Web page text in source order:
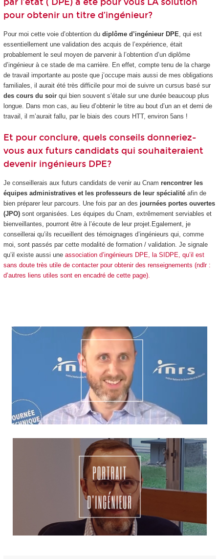
pour obtenir un titre d’ingénieur?
Pour moi cette voie d’obtention dudiplôme d’ingénieur DPE, qui est
essentiellement une validation des acquis de l’expérience, était
probablement le seul moyen de parvenir à l’obtention d’un diplôme
d’ingénieur à ce stade de ma carrière. En effet, compte tenu de la charge
de travail importante au poste que j’occupe mais aussi de mes obligations
familiales, il aurait été très difficile pour moi de suivre un cursus basé sur
des cours du soir qui bien souvent s’étale sur une durée beaucoup plus
longue. Dans mon cas, au lieu d’obtenir le titre au bout d’un an et demi de
travail, il m’aurait fallu, par le biais des cours HTT, environ 5ans !
Et pour conclure, quels conseils donneriez-
vous aux futurs candidats qui souhaiteraient
devenir ingénieurs DPE?
Je conseillerais aux futurs candidats de venir au Cnam rencontrer les
équipes administratives et les professeurs de leur spécialitéafin de
bien préparer leur parcours. Une fois par an des journées portes ouvertes
(JPO)sont organisées. Les équipes du Cnam, extrêmement serviables et
bienveillantes, pourront être à l’écoute de leur projet.Egalement, je
conseillerai qu’ils recueillent des témoignages d’ingénieurs qui, comme
moi, sont passés par cette modalité de formation / validation. Je signale
qu’il existe aussi une association d’ingénieurs DPE, la SIDPE, qu’il est
sans doute très utile de contacter pour obtenir des renseignements (ndlr :
d’autres liens utiles sont en encadré de cette page).